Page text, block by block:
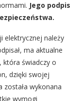
Jego podpis
elektrycznej należy
ma aktualne
która świadczy o
dzięki swojej
została wykonana
wymogi